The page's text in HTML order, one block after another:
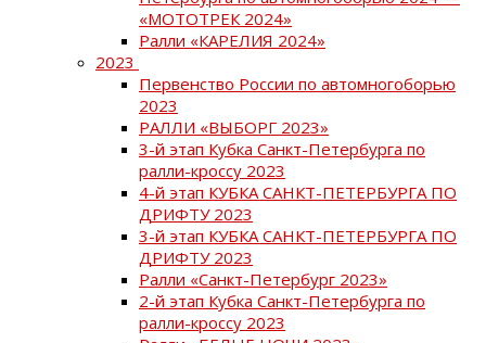
«МОТОТРЕК 2024»
Ралли «КАРЕЛИЯ 2024»
2023
Первенство России по автомногоборью
2023
РАЛЛИ «ВЫБОРГ 2023»
3-й этап Кубка Санкт-Петербурга по
ралли-кроссу 2023
4-й этап КУБКА САНКТ-ПЕТЕРБУРГА ПО
ДРИФТУ 2023
3-й этап КУБКА САНКТ-ПЕТЕРБУРГА ПО
ДРИФТУ 2023
Ралли «Санкт-Петербург 2023»
2-й этап Кубка Санкт-Петербурга по
ралли-кроссу 2023